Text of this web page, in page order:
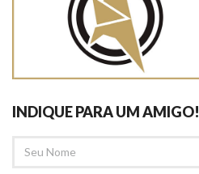
INDIQUE PARA UM AMIGO!
NOME